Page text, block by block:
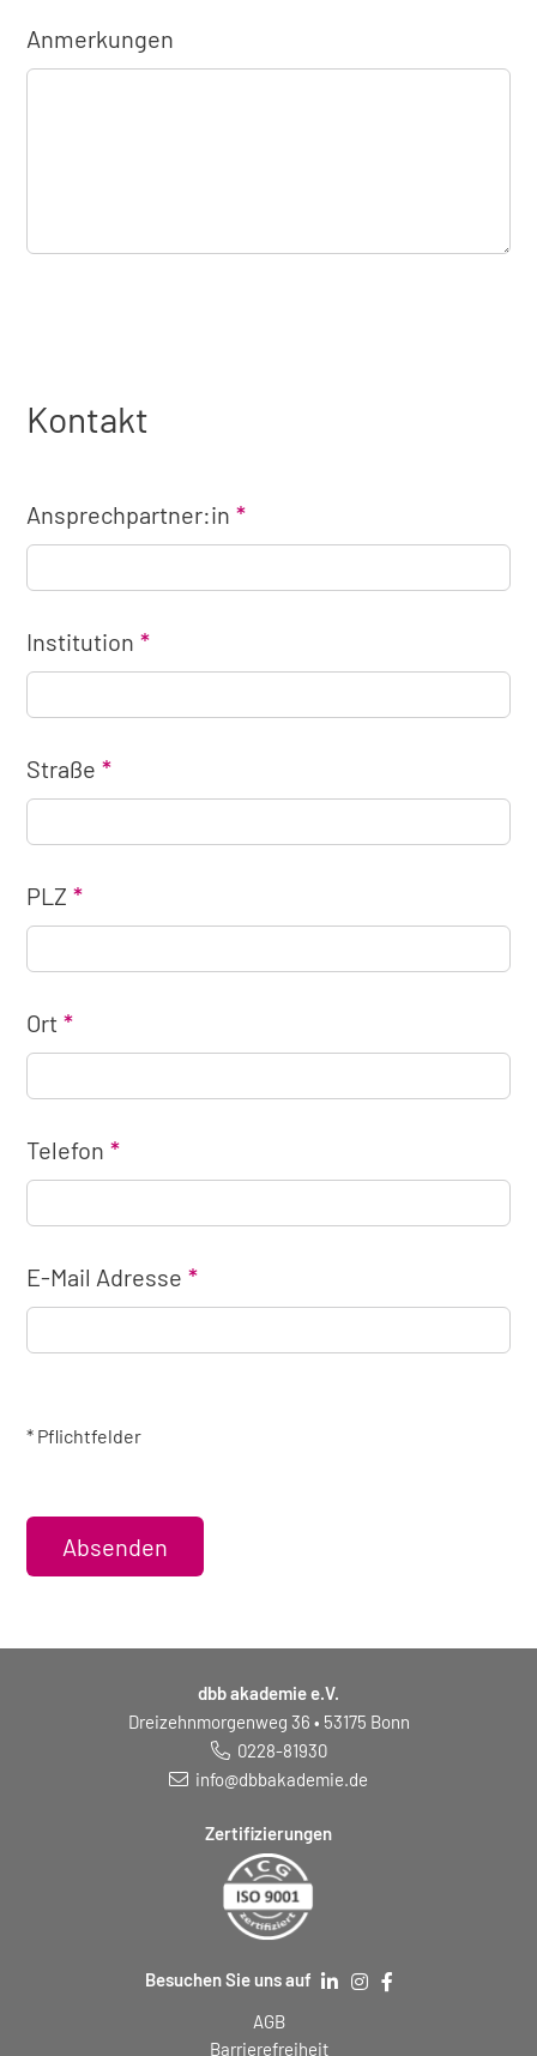
Anmerkungen
Kontakt
Ansprechpartner:in
Institution
Straße
PLZ
Ort
Telefon
E-Mail Adresse
* Pflichtfelder
Absenden
dbb akademie e.V.
Dreizehnmorgenweg 36 • 53175 Bonn
0228-81930
info@dbbakademie.de
Zertifizierungen
Besuchen Sie uns auf
AGB
Barrierefreiheit